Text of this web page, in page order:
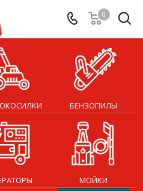
0
БЕНЗОПИЛЫ
МОЙКИ